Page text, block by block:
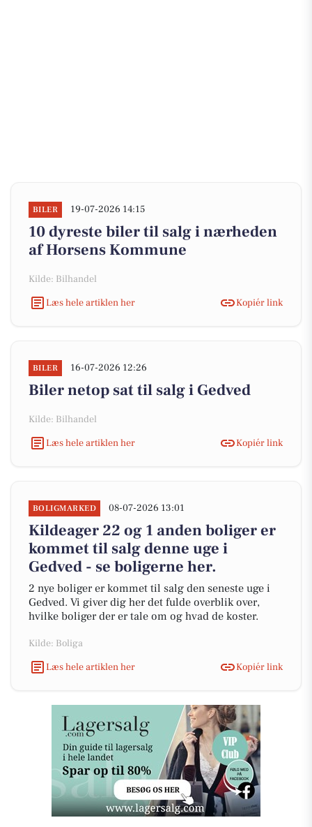
BILER 19-07-2026 14:15
10 dyreste biler til salg i nærheden
af Horsens Kommune
Kilde: Bilhandel
Læs hele artiklen her
Kopiér link
BILER 16-07-2026 12:26
Biler netop sat til salg i Gedved
Kilde: Bilhandel
Læs hele artiklen her
Kopiér link
BOLIGMARKED 08-07-2026 13:01
Kildeager 22 og 1 anden boliger er
kommet til salg denne uge i
Gedved - se boligerne her.
2 nye boliger er kommet til salg den seneste uge i
Gedved. Vi giver dig her det fulde overblik over,
hvilke boliger der er tale om og hvad de koster.
Kilde: Boliga
Læs hele artiklen her
Kopiér link